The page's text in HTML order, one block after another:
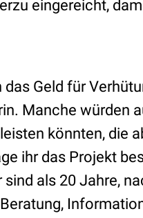
eingereicht,
das Geld für
Manche würden
könnten, die
ihr das Projekt
als 20 Jahre,